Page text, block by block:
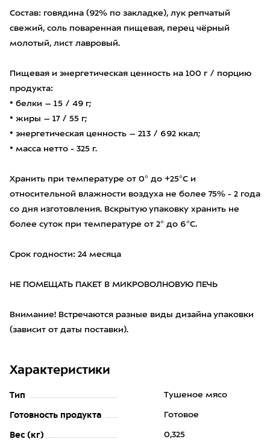
Состав: говядина (92% по закладке), лук репчатый
свежий, соль поваренная пищевая, перец чёрный
молотый, лист лавровый.
Пищевая и энергетическая ценность на 100 г / порцию
продукта:
• белки – 15 / 49 г;
• жиры – 17 / 55 г;
• энергетическая ценность – 213 / 692 ккал;
• масса нетто - 325 г.
Хранить при температуре от 0° до +25°C и
относительной влажности воздуха не более 75% - 2 года
со дня изготовления. Вскрытую упаковку хранить не
более суток при температуре от 2° до 6°C.
Срок годности: 24 месяца
НЕ ПОМЕЩАТЬ ПАКЕТ В МИКРОВОЛНОВУЮ ПЕЧЬ
Внимание! Встречаются разные виды дизайна упаковки
(зависит от даты поставки).
Характеристики
Тип Тушеное мясо
Готовность продукта Готовое
Вес (кг) 0,325